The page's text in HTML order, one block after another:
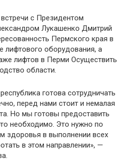
с Президентом
Лукашенко Дмитрий
Пермского края в
лифтового оборудования, а
лифтов в Перми Осуществить
области.
готова сотрудничать
перед нами стоит и немалая
Но мы готовы предоставить
необходимо. Это нужно по
здоровья в выполнении всех
в этом направлении», —